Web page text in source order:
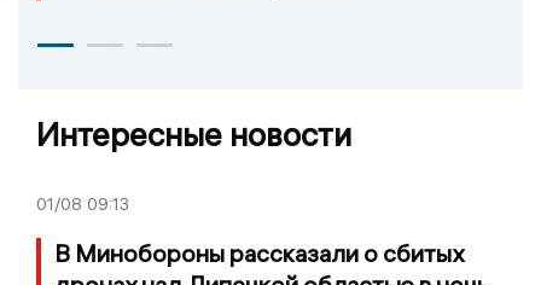
Интересные новости
01/08 09:13
В Минобороны рассказали о сбитых